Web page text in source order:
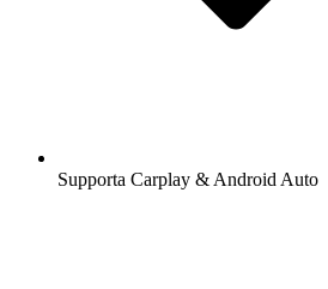
Supporta Carplay & Android Auto